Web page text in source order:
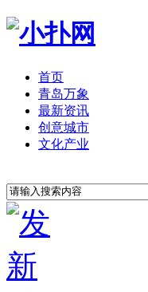
首页
青岛万象
最新资讯
创意城市
文化产业